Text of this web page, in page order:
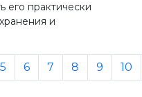
его практически
и
5 6 7 8 9 10